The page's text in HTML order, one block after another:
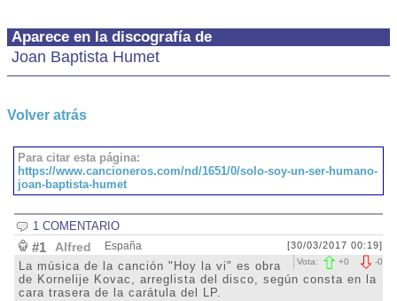
Aparece en la discografía de
Joan Baptista Humet
Volver atrás
Para citar esta página:
https://www.cancioneros.com/nd/1651/0/solo-soy-un-ser-humano-
joan-baptista-humet
1 COMENTARIO
#1 Alfred España [30/03/2017 00:19]
-0
Vota: +0
La música de la canción "Hoy la vi" es obra
de Kornelije Kovac, arreglista del disco, según consta en la
cara trasera de la carátula del LP.